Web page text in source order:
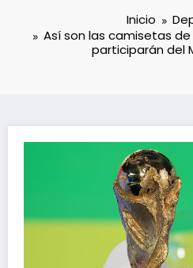
Inicio
Así son las camisetas
participarán del